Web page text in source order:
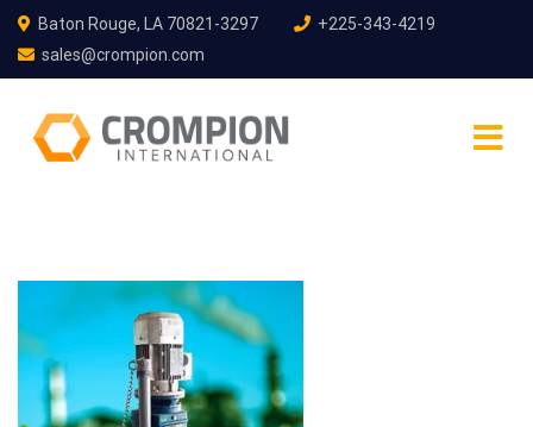
Baton Rouge, LA 70821-3297
+225-343-4219
sales@crompion.com